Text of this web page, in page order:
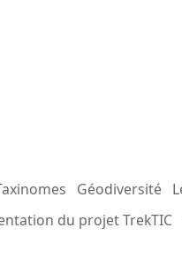
Géodiversité
du projet TrekTIC